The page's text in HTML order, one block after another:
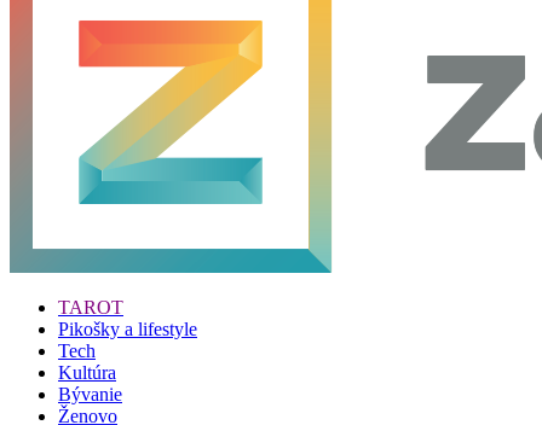
TAROT
Pikošky a lifestyle
Tech
Kultúra
Bývanie
Ženovo